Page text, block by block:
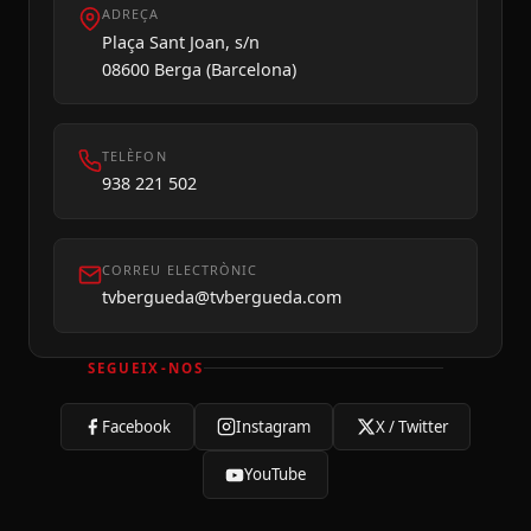
ADREÇA
Plaça Sant Joan, s/n
08600 Berga (Barcelona)
TELÈFON
938 221 502
CORREU ELECTRÒNIC
tvbergueda@tvbergueda.com
SEGUEIX-NOS
Facebook Instagram X / Twitter
YouTube